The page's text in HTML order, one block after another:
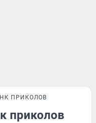
ПРИКОЛОВ
приколов